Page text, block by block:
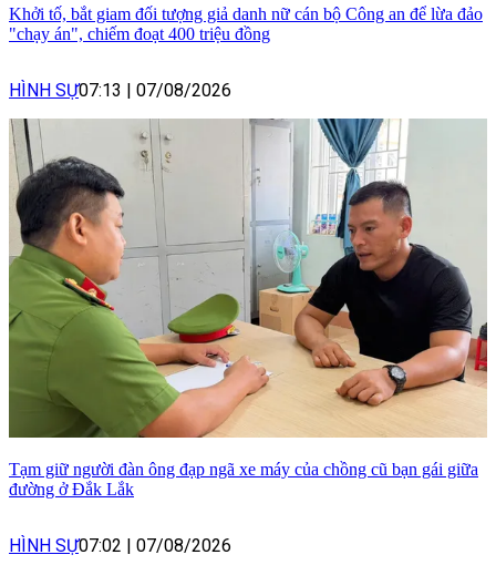
Khởi tố, bắt giam đối tượng giả danh nữ cán bộ Công an để lừa đảo
"chạy án", chiếm đoạt 400 triệu đồng
HÌNH SỰ07:13 07/08/2026
Tạm giữ người đàn ông đạp ngã xe máy của chồng cũ bạn gái giữa
đường ở Đắk Lắk
HÌNH SỰ07:02 07/08/2026